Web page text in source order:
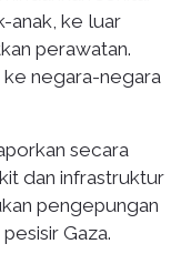
anak, ke luar
perawatan.
ke negara-negara
secara
dan infrastruktur
pengepungan
Gaza.